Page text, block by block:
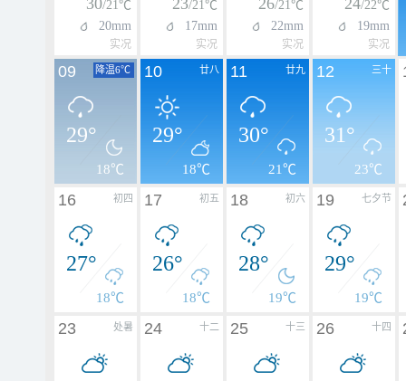
30/21℃
20mm
实况
23/21℃
17mm
实况
26/21℃
22mm
实况
24/22℃
19mm
实况
降温6℃
09
29°
18℃
廿八
10
29°
18℃
廿九
11
30°
21℃
三十
12
31°
23℃
初四
16
27°
18℃
初五
17
26°
18℃
初六
18
28°
19℃
七夕节
19
29°
19℃
处暑
23 十二
24 十三
25 十四
26